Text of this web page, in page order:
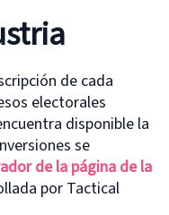
de cada
electorales
disponible la
se
de la página de la
por Tactical